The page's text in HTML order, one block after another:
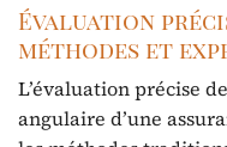
Évaluation
méthodes et
L’évaluation précise
angulaire d’une